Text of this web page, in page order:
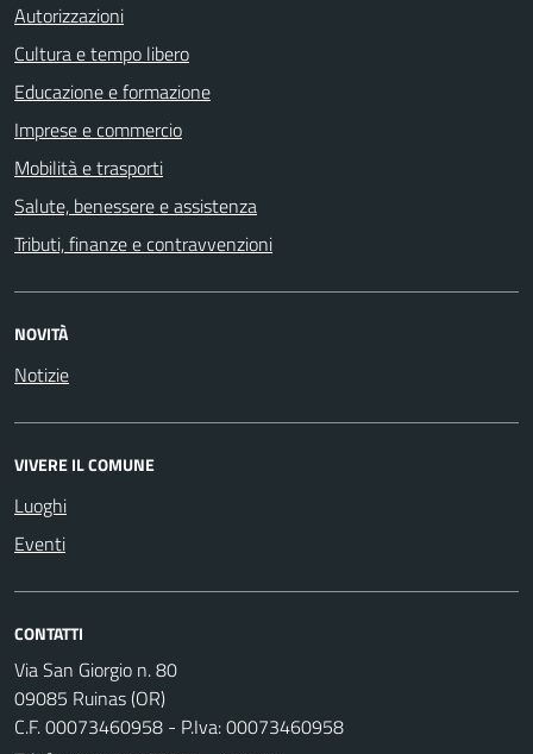
Autorizzazioni
Cultura e tempo libero
Educazione e formazione
Imprese e commercio
Mobilità e trasporti
Salute, benessere e assistenza
Tributi, finanze e contravvenzioni
NOVITÀ
Notizie
VIVERE IL COMUNE
Luoghi
Eventi
CONTATTI
Via San Giorgio n. 80
09085 Ruinas (OR)
C.F. 00073460958 - P.Iva: 00073460958